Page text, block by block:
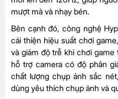
mượt mà và nhạy bén.
Bên cạnh đó, công nghệ
cải thiện hiệu suất chơi
và giảm độ trễ khi chơi
hỗ trợ camera có độ phân
chất lượng chụp ảnh sắc
dùng yêu thích chụp ảnh và